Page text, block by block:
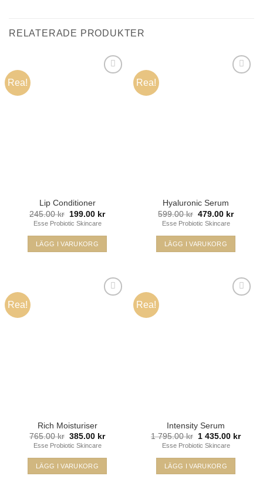
RELATERADE PRODUKTER
Rea!
Lip Conditioner
245.00kr
Det
ursprungliga
priset
var:
245.00 kr.
199.00 krDet
är:
Esse Probiotic Skincare
LÄGG I VARUKORG
Rea!
Hyaluronic Serum
599.00kr Det
ursprungliga
priset
var:
599.00 kr.
479.00 krDet
är:
Esse Probiotic Skincare
LÄGG I VARUKORG
Rea!
Rich Moisturiser
765.00kr Det
ursprungliga
var:
765.00 kr.
385.00 krDet
är:
Esse Probiotic Skincare
LÄGG I VARUKORG
Rea!
Intensity Serum
1 795.00kr
Det
ursprungliga
var:
1
795.00 kr.
1 435.00 krDet
Esse Probiotic Skincare
LÄGG I VARUKORG